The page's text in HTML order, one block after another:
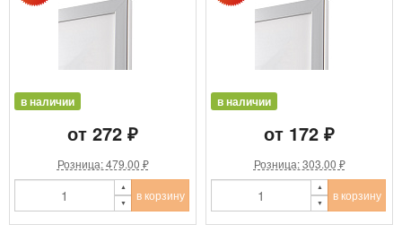
в наличии
от 272 ₽
Розница: 479.00 ₽
в корзину
в наличии
от 172 ₽
Розница: 303.00 ₽
в корзину